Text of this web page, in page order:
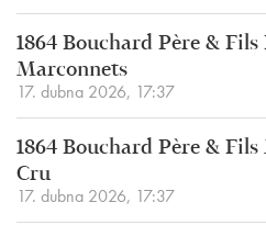
1864 Bouchard Père &
Marconnets
17. dubna 2026, 17:37
1864 Bouchard Père &
Cru
17. dubna 2026, 17:37